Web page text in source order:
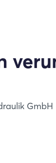
GmbH